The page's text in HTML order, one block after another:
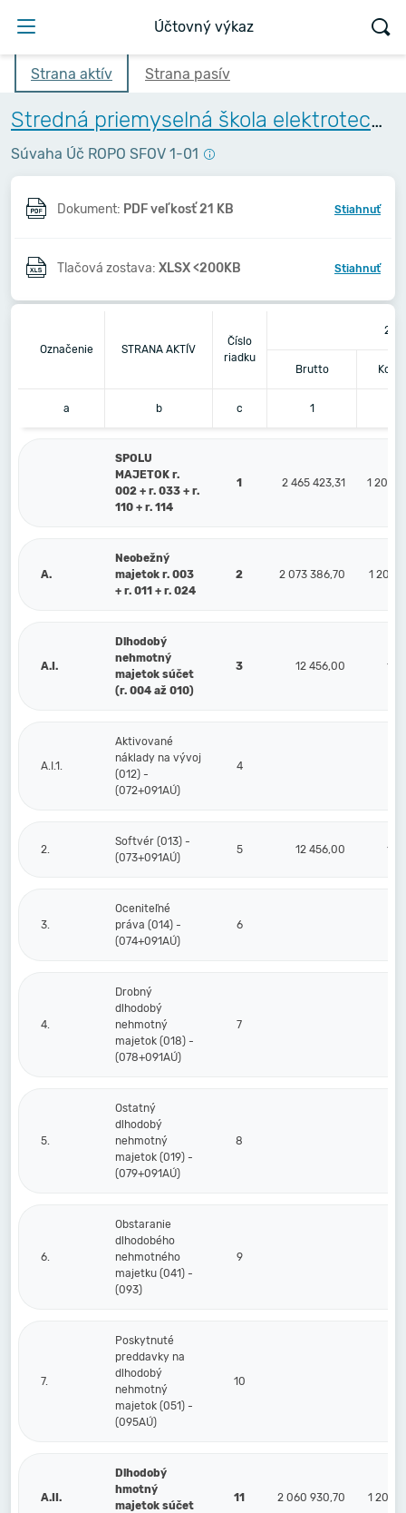
Účtovný výkaz
Strana aktív Strana pasív
Stredná priemyselná škola elektrotechnická, Komenského 44, Košice
Súvaha Úč ROPO SFOV 1-01
Dokument: PDF veľkosť 21 KB Stiahnuť
Tlačová zostava: XLSX <200KB Stiahnuť
Označenie STRANA AKTÍV
Číslo
riadku
Brutto
a b c 1
SPOLU
MAJETOK r.
002 + r. 033 + r.
110 + r. 114
1 2 465 423,31 1 209
A.
Neobežný
majetok r. 003
+ r. 011 + r. 024
2 2 073 386,70 1 208
A.I.
Dlhodobý
nehmotný
majetok súčet
(r. 004 až 010)
3 12 456,00 1
A.I.1.
Aktivované
náklady na vývoj
(012) -
(072+091AÚ)
4
2.
Softvér (013) -
(073+091AÚ)
5 12 456,00 1
3.
Oceniteľné
práva (014) -
(074+091AÚ)
6
4.
Drobný
dlhodobý
nehmotný
majetok (018) -
(078+091AÚ)
7
5.
Ostatný
dlhodobý
nehmotný
majetok (019) -
(079+091AÚ)
8
6.
Obstaranie
dlhodobého
nehmotného
majetku (041) -
(093)
9
7.
Poskytnuté
preddavky na
dlhodobý
nehmotný
majetok (051) -
(095AÚ)
10
A.II.
Dlhodobý
hmotný
majetok súčet
11 2 060 930,70 1 207